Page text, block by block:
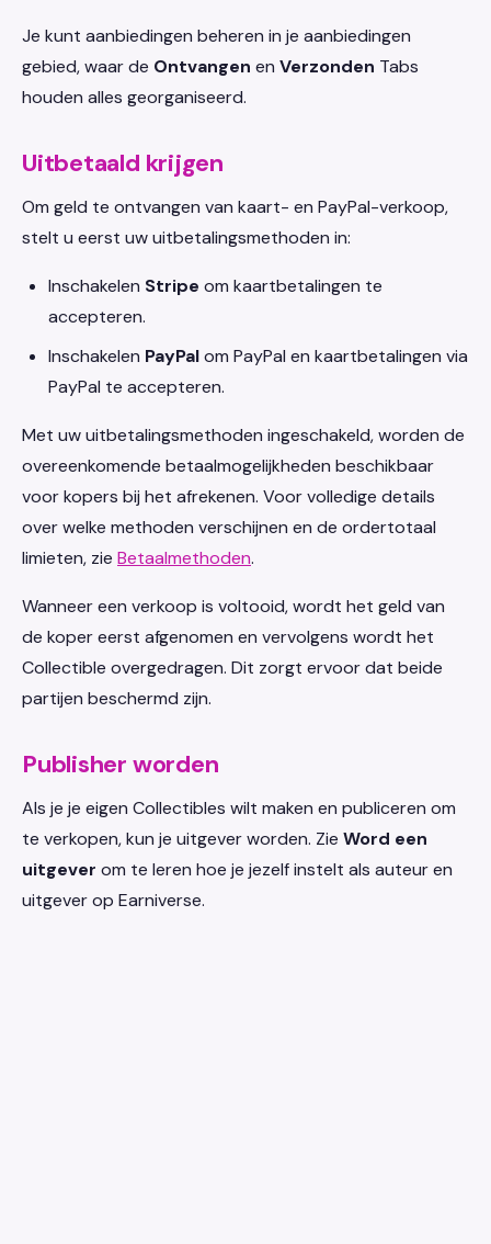
Je kunt aanbiedingen beheren in je aanbiedingen
gebied, waar de Ontvangen en Verzonden Tabs
houden alles georganiseerd.
Uitbetaald krijgen
Om geld te ontvangen van kaart- en PayPal-verkoop,
stelt u eerst uw uitbetalingsmethoden in:
Inschakelen Stripe om kaartbetalingen te
accepteren.
Inschakelen PayPalom PayPal en kaartbetalingen via
PayPal te accepteren.
Met uw uitbetalingsmethoden ingeschakeld, worden de
overeenkomende betaalmogelijkheden beschikbaar
voor kopers bij het afrekenen. Voor volledige details
over welke methoden verschijnen en de ordertotaal
limieten, zie Betaalmethoden.
Wanneer een verkoop is voltooid, wordt het geld van
de koper eerst afgenomen en vervolgens wordt het
Collectible overgedragen. Dit zorgt ervoor dat beide
partijen beschermd zijn.
Publisher worden
Als je je eigen Collectibles wilt maken en publiceren om
te verkopen, kun je uitgever worden. Zie Word een
uitgever om te leren hoe je jezelf instelt als auteur en
uitgever op Earniverse.